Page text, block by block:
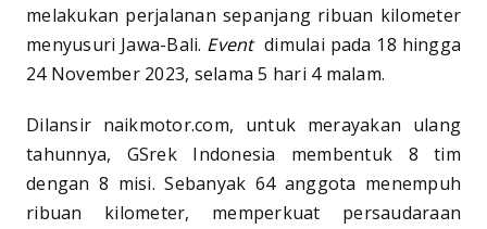
melakukan perjalanan sepanjang ribuan kilometer
menyusuri Jawa-Bali. Eventdimulai pada 18 hingga
24 November 2023, selama 5 hari 4 malam.
Dilansir naikmotor.com, untuk merayakan ulang
tahunnya, GSrek Indonesia membentuk 8 tim
dengan 8 misi. Sebanyak 64 anggota menempuh
ribuan kilometer, memperkuat persaudaraan